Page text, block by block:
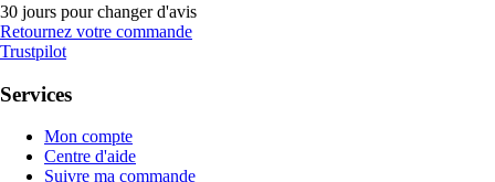
30 jours pour changer d'avis
Retournez votre commande
Trustpilot
Services
Mon compte
Centre d'aide
Suivre ma commande